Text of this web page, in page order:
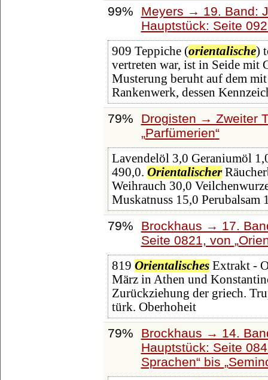
99%
Meyers → 19. Band:
Hauptstück: Seite
909 Teppiche (orientalische)
vertreten war, ist in Seide mit
Musterung beruht auf dem
Rankenwerk, dessen
79%
Drogisten → Zweiter
Parfümerien
Lavendelöl 3,0 Geraniumöl
490,0. Orientalischer
Weihrauch 30,0
Muskatnuss 15,0 Perubalsam
79%
Brockhaus → 17.
Seite 0821, von
819 OrientalischesExtrakt -
März in Athen und
Zurückziehung der griech.
türk. Oberhoheit
79%
Brockhaus → 14.
Hauptstück: Seite
Sprachen bis